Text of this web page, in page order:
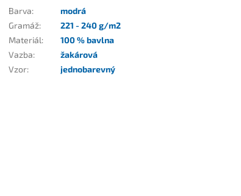
Barva:
modrá
Gramáž:
221 - 240 g/m2
Materiál:
100 % bavlna
Vazba:
žakárová
Vzor: jednobarevný